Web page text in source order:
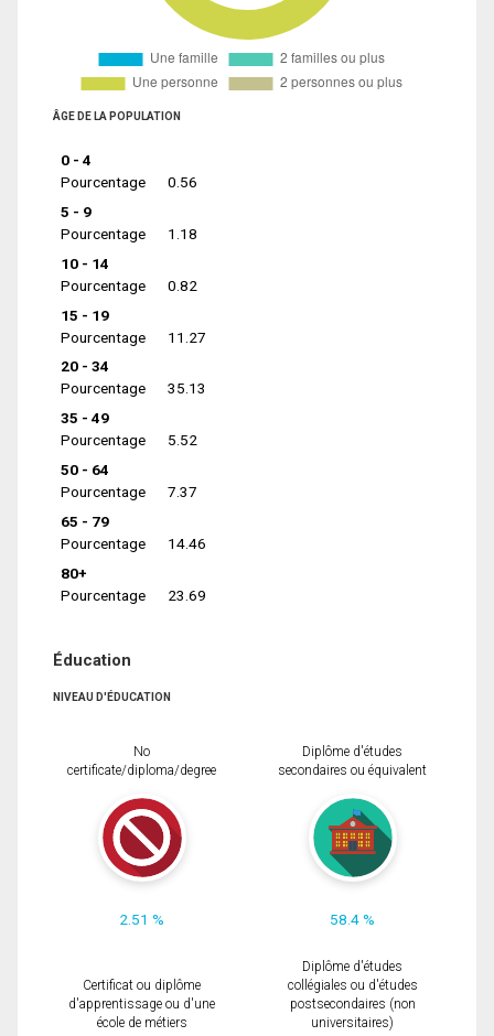
ÂGE DE LA POPULATION
0 - 4
Pourcentage
0.56
5 - 9
Pourcentage
1.18
10 - 14
Pourcentage
0.82
15 - 19
Pourcentage
11.27
20 - 34
Pourcentage
35.13
35 - 49
Pourcentage
5.52
50 - 64
Pourcentage
7.37
65 - 79
Pourcentage
14.46
80+
Pourcentage
23.69
Éducation
NIVEAU D'ÉDUCATION
No
certificate/diploma/degree
2.51 %
Diplôme d'études
secondaires ou équivalent
58.4 %
Certificat ou diplôme
d'apprentissage ou d'une
école de métiers
Diplôme d'études
collégiales ou d'études
postsecondaires (non
universitaires)